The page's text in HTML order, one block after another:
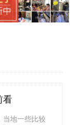
看
当地一些比较